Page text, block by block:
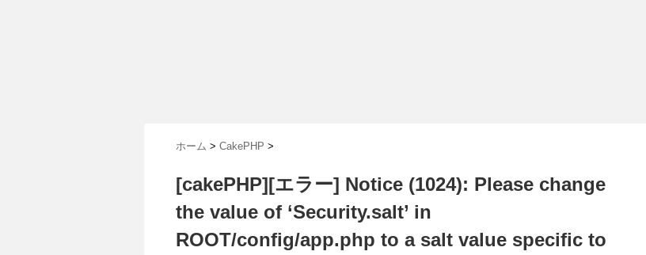
ホーム > CakePHP >
[cakePHP][エラー] Notice (1024): Please change
the value of ‘Security.salt’ in
ROOT/config/app.php to a salt value specific to